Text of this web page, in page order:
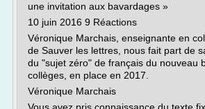
une invitation aux bavardages »
10 juin 2016 9 Réactions
Véronique Marchais, enseignante en
de Sauver les lettres, nous fait part de
du "sujet zéro" de français du nouveau
collèges, en place en 2017.
Véronique Marchais